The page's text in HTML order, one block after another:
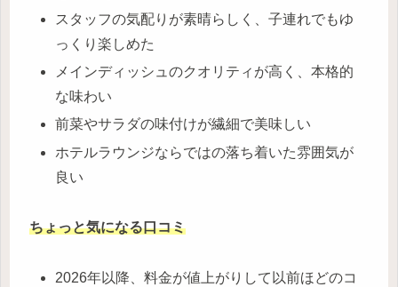
スタッフの気配りが素晴らしく、子連れでもゆ
っくり楽しめた
メインディッシュのクオリティが高く、本格的
な味わい
前菜やサラダの味付けが繊細で美味しい
ホテルラウンジならではの落ち着いた雰囲気が
良い
ちょっと気になる口コミ
2026年以降、料金が値上がりして以前ほどのコ